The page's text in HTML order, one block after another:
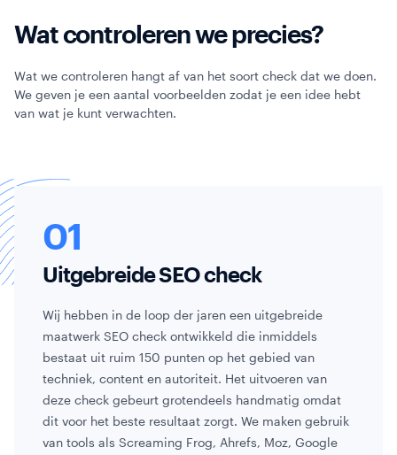
Wat controleren we precies?
Wat we controleren hangt af van het soort check dat we doen.
We geven je een aantal voorbeelden zodat je een idee hebt
van wat je kunt verwachten.
Uitgebreide SEO check
Wij hebben in de loop der jaren een uitgebreide
maatwerk SEO check ontwikkeld die inmiddels
bestaat uit ruim 150 punten op het gebied van
techniek, content en autoriteit. Het uitvoeren van
deze check gebeurt grotendeels handmatig omdat
dit voor het beste resultaat zorgt. We maken gebruik
van tools als Screaming Frog, Ahrefs, Moz, Google